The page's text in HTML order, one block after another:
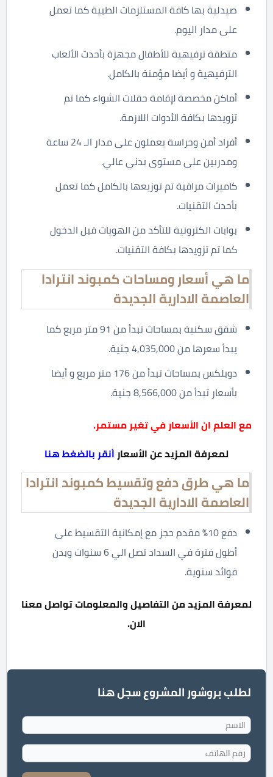
صيدلية بها كافة المستلزمات الطبية كما تعمل
على مدار اليوم.
منطقة ترفيهية للأطفال مجهزة بأحدث الألعاب
الترفيهية و أيضا مؤمنة بالكامل.
أماكن مخصصة لإقامة حفلات الشواء كما تم
تزويدها بكافة الأدوات اللازمة.
أفراد أمن وحراسة يعملون على مدار الـ 24 ساعة
ومدربين على مستوى بدني عالي.
كاميرات مراقبة تم توزيعها بالكامل كما تعمل
بأحدث التقنيات.
بوابات الكترونية للتأكد من الهويات قبل الدخول
كما تم تزويدها بكافة التقنيات.
ما هي أسعار ومساحات كمبوند انترادا
العاصمة الادارية الجديدة
شقق سكنية بمساحات تبدأ من 91 متر مربع كما
يبدأ سعرها من 4,035,000 جنية.
دوبلكس بمساحات تبدأ من 176 متر مربع و أيضا
بأسعار تبدأ من 8,566,000 جنية.
مع العلم ان الأسعار في تغير مستمر.
لمعرفة المزيد عن الأسعارأنقر بالضغط هنا
ما هي طرق دفع وتقسيط كمبوند انترادا
العاصمة الادارية الجديدة
دفع 10% مقدم حجز مع إمكانية التقسيط على
أطول فترة في السداد تصل الي 6 سنوات وبدن
فوائد سنوية.
لمعرفة المزيد من التفاصيل والمعلومات تواصل معنا
الان.
لطلب بروشور المشروع سجل هنا